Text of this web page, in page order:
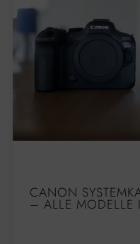
CANON
– ALLE MODELLE